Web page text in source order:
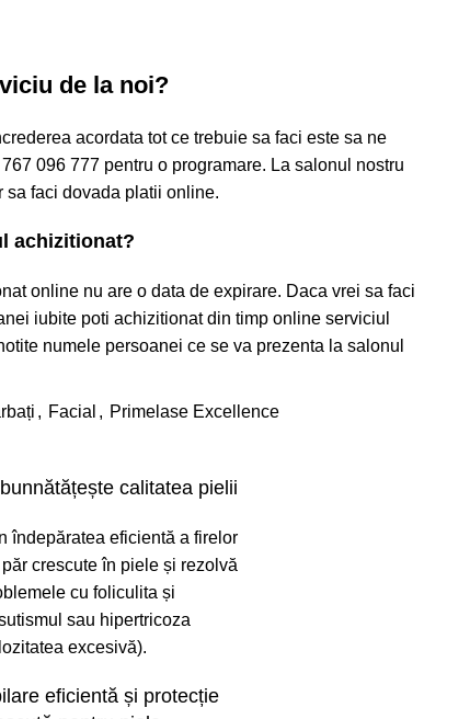
de la noi?
acordata tot ce trebuie sa faci este sa ne
096 777 pentru o programare. La salonul nostru
sa faci dovada platii online.
achizitionat?
online nu are o data de expirare. Daca vrei sa faci
iubite poti achizitionat din timp online serviciul
numele persoanei ce se va prezenta la salonul
, Facial , Primelase Excellence
calitatea pielii
îndepăratea eficientă a firelor
crescute în piele și rezolvă
cu foliculita și
sau hipertricoza
excesivă).
eficientă și protecție